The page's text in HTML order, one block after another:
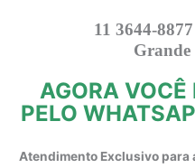
11 3644-
Grande
AGORA VOCÊ
PELO
Atendimento Exclusivo para